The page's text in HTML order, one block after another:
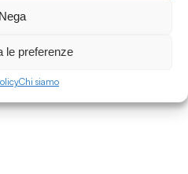
Nega
le preferenze
Chi siamo
Techno